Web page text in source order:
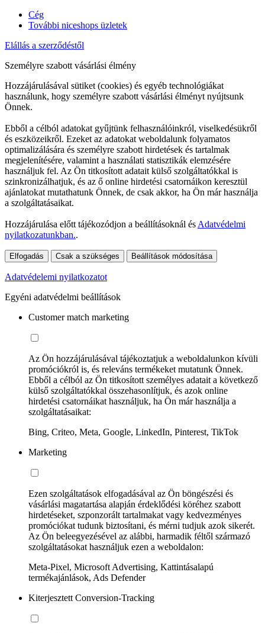
Cég
További niceshops üzletek
Elállás a szerződéstől
Személyre szabott vásárlási élmény
Hozzájárulásával sütiket (cookies) és egyéb technológiákat
használunk, hogy személyre szabott vásárlási élményt nyújtsunk
Önnek.
Ebből a célból adatokat gyűjtünk felhasználóinkról, viselkedésükről
és eszközeikről. Ezeket az adatokat weboldalunk folyamatos
optimalizálására és személyre szabott hirdetések és tartalmak
megjelenítésére, valamint a használati statisztikák elemzésére
használjuk fel. Az Ön titkosított adatait külső szolgáltatókkal is
szinkronizálhatjuk, és az ő online hirdetési csatornáikon keresztül
ajánlatokat mutathatunk Önnek, de csak akkor, ha Ön már használja
a szolgáltatásaikat.
Hozzájárulása előtt tájékozódjon a beállításoknál és Adatvédelmi
nyilatkozatunkban..
Elfogadás Csak a szükséges Beállítások módosítása
Adatvédelemi nyilatkozatot
Egyéni adatvédelmi beállítások
Customer match marketing
Az Ön hozzájárulásával tájékoztatjuk a weboldalunkon kívüli
promóciókról is, és releváns termékeket mutatunk Önnek.
Ebből a célból az Ön titkosított személyes adatait a következő
külső szolgáltatókkal összehasonlítjuk, és azok online
hirdetési csatornáikat használjuk, ha Ön már használja a
szolgáltatásaikat:
Bing, Criteo, Meta, Google, LinkedIn, Pinterest, TikTok
Marketing
Ezen szolgáltatások elfogadásával az Ön böngészési és
vásárlási magatartása alapján érdeklődési köréhez szabott
hirdetéseket, szponzorált tartalmakat vagy kedvezményes
promóciókat tudunk biztosítani, és mérni tudjuk azok sikerét.
Az Ön beleegyezésével az alábbi, harmadik féltől származó
szolgáltatásokat használjuk ezen a weboldalon:
Meta-Pixel, Microsoft Advertising, Kattintásalapú
termékajánlások, Ads Defender
Kiterjesztett Conversion-Tracking